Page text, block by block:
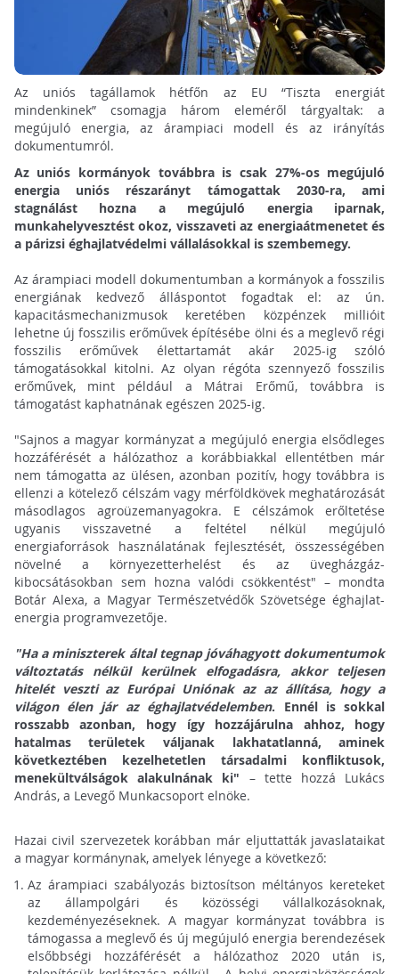
Az uniós tagállamok hétfőn az EU “Tiszta energiát
mindenkinek” csomagja három eleméről tárgyaltak: a
megújuló energia, az árampiaci modell és az irányítás
dokumentumról.
Az uniós kormányok továbbra is csak 27%-os megújuló
energia uniós részarányt támogattak 2030-ra, ami
stagnálást hozna a megújuló energia iparnak,
munkahelyvesztést okoz, visszaveti az energiaátmenetet és
a párizsi éghajlatvédelmi vállalásokkal is szembemegy.
Az árampiaci modell dokumentumban a kormányok a fosszilis
energiának kedvező álláspontot fogadtak el: az ún.
kapacitásmechanizmusok keretében közpénzek millióit
lehetne új fosszilis erőművek építésébe ölni és a meglevő régi
fosszilis erőművek élettartamát akár 2025-ig szóló
támogatásokkal kitolni. Az olyan régóta szennyező fosszilis
erőművek, mint például a Mátrai Erőmű, továbbra is
támogatást kaphatnának egészen 2025-ig.
"Sajnos a magyar kormányzat a megújuló energia elsődleges
hozzáférését a hálózathoz a korábbiakkal ellentétben már
nem támogatta az ülésen, azonban pozitív, hogy továbbra is
ellenzi a kötelező célszám vagy mérföldkövek meghatározását
másodlagos agroüzemanyagokra. E célszámok erőltetése
ugyanis visszavetné a feltétel nélkül megújuló
energiaforrások használatának fejlesztését, összességében
növelné a környezetterhelést és az üvegházgáz-
kibocsátásokban sem hozna valódi csökkentést" – mondta
Botár Alexa, a Magyar Természetvédők Szövetsége éghajlat-
energia programvezetője.
"Ha a miniszterek által tegnap jóváhagyott dokumentumok
változtatás nélkül kerülnek elfogadásra, akkor teljesen
hitelét veszti az Európai Uniónak az az állítása, hogy a
világon élen jár az éghajlatvédelemben. Ennél is sokkal
rosszabb azonban, hogy így hozzájárulna ahhoz, hogy
hatalmas területek váljanak lakhatatlanná, aminek
következtében kezelhetetlen társadalmi konfliktusok,
menekültválságok alakulnának ki" – tette hozzá Lukács
András, a Levegő Munkacsoport elnöke.
Hazai civil szervezetek korábban már eljuttatták javaslataikat
a magyar kormánynak, amelyek lényege a következő:
Az árampiaci szabályozás biztosítson méltányos kereteket
az állampolgári és közösségi vállalkozásoknak,
kezdeményezéseknek. A magyar kormányzat továbbra is
támogassa a meglevő és új megújuló energia berendezések
elsőbbségi hozzáférését a hálózathoz 2020 után is,